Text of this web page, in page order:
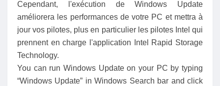
Cependant, l'exécution de Windows Update
améliorera les performances de votre PC et mettra à
jour vos pilotes, plus en particulier les pilotes Intel qui
prennent en charge l'application Intel Rapid Storage
Technology.
You can run Windows Update on your PC by typing
“Windows Update” in Windows Search bar and click